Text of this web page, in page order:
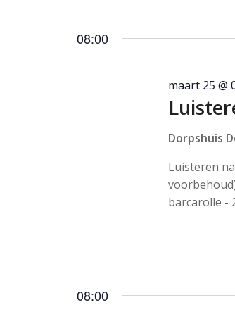
08:00
maart 25 @
Dorpshuis
Luisteren
barcarolle -
08:00